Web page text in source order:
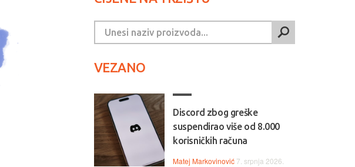
VEZANO
Discord zbog greške
suspendirao više od 8.000
korisničkih računa
Matej Markovinović 7. srpnja 2026.